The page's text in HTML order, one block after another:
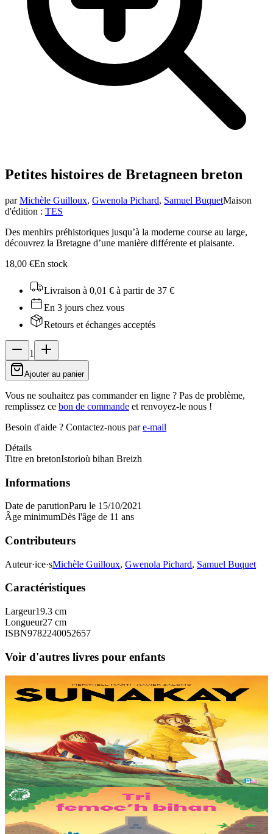
Petites histoires de Bretagneen breton
par Michèle Guilloux, Gwenola Pichard, Samuel BuquetMaison
d'édition : TES
Des menhirs préhistoriques jusqu’à la moderne course au large,
découvrez la Bretagne d’une manière différente et plaisante.
18,00 €En stock
Livraison à 0,01 € à partir de 37 €
En 3 jours chez vous
Retours et échanges acceptés
1
Ajouter au panier
Vous ne souhaitez pas commander en ligne ? Pas de problème,
remplissez ce bon de commande et renvoyez-le nous !
Besoin d'aide ? Contactez-nous pare-mail
Détails
Titre en bretonIstorioù bihan Breizh
Informations
Date de parutionParu le 15/10/2021
Âge minimumDès l'âge de 11 ans
Contributeurs
Auteur·ice·sMichèle Guilloux, Gwenola Pichard, Samuel Buquet
Caractéristiques
Largeur19.3 cm
Longueur27 cm
ISBN9782240052657
Voir d'autres livres pour enfants
TES
Sunakay
La mer est devenue une immense décharge dépourvue de vie sous-
marine. Deux soeurs survivent sur une île de plastique, au milieu des
déchets. Mais un évènement...
En stock25,00 €
3 ans et plus
TES
Les trois petits cochons